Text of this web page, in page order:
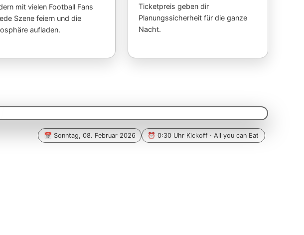
mit vielen Football Fans
Szene feiern und die
aufladen.
Ticketpreis geben dir
Planungssicherheit für die ganze
Nacht.
📅 Sonntag, 08. Februar 2026 ⏰ 0:30 Uhr Kickoff · All you can Eat